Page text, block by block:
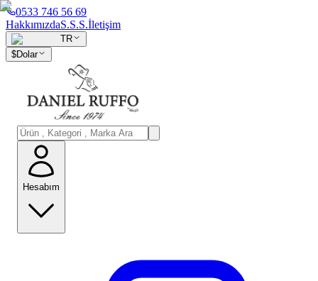
0533 746 56 69
HakkımızdaS.S.S.İletişim
TR
$Dolar
Hesabım